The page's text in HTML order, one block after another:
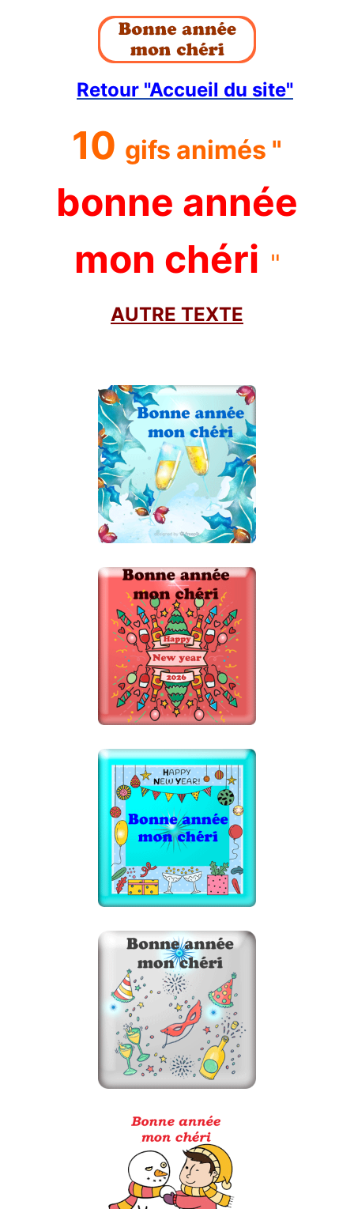
Retour "Accueil du site"
10 gifs animés "
bonne année
mon chéri "
AUTRE TEXTE